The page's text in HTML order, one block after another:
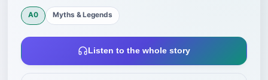
A0 Myths & Legends
Listen to the whole story